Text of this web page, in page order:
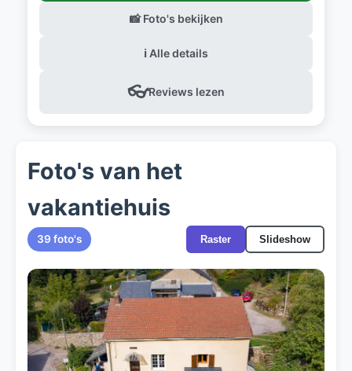
📸 Foto's bekijken
ℹ️ Alle details
👓Reviews lezen
Foto's van het
vakantiehuis
39 foto's Raster Slideshow